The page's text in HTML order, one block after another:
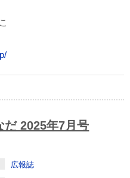
だ 2025年7月号
広報誌